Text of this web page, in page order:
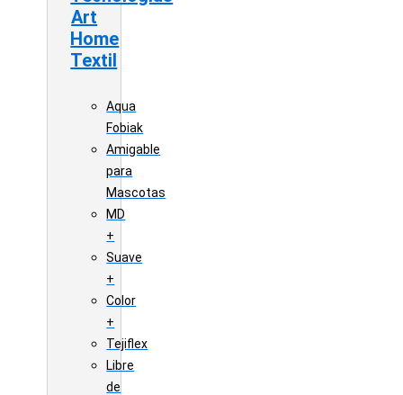
Art
Home
Textil
Aqua
Fobiak
Amigable
para
Mascotas
MD
+
Suave
+
Color
+
Tejiflex
Libre
de